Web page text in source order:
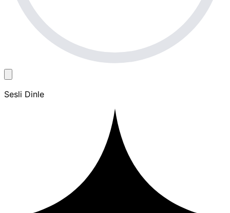
Sesli Dinle